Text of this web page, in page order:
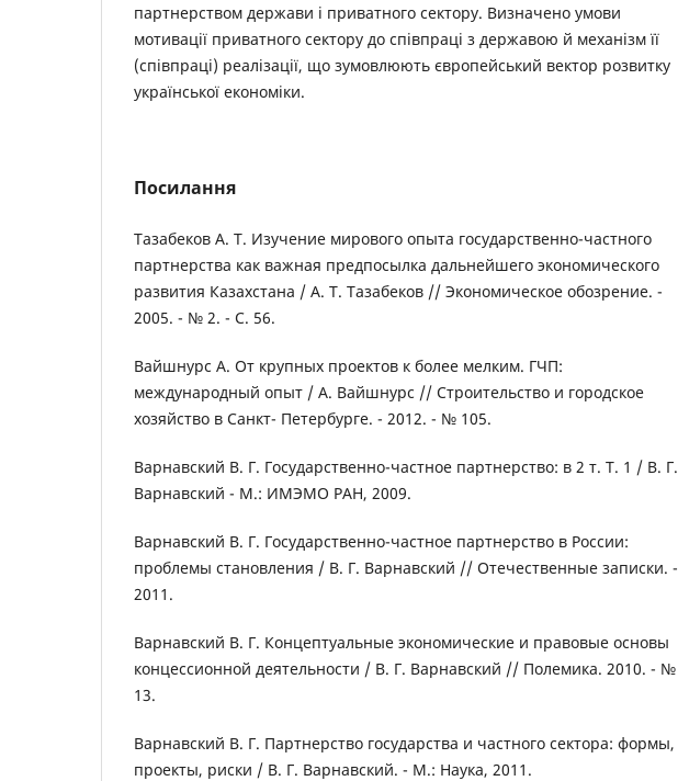
партнерством держави і приватного сектору. Визначено умови
мотивації приватного сектору до співпраці з державою й механізм її
(співпраці) реалізації, що зумовлюють європейський вектор розвитку
української економіки.
Посилання
Тазабеков А. Т. Изучение мирового опыта государственно-частного
партнерства как важная предпосылка дальнейшего экономического
развития Казахстана / А. Т. Тазабеков // Экономическое обозрение. -
2005. - № 2. - С. 56.
Вайшнурс А. От крупных проектов к более мелким. ГЧП:
международный опыт / А. Вайшнурс // Строительство и городское
хозяйство в Санкт- Петербурге. - 2012. - № 105.
Варнавский В. Г. Государственно-частное партнерство: в 2 т. Т. 1 / В. Г.
Варнавский - М.: ИМЭМО РАН, 2009.
Варнавский В. Г. Государственно-частное партнерство в России:
проблемы становления / В. Г. Варнавский // Отечественные записки. -
2011.
Варнавский В. Г. Концептуальные экономические и правовые основы
концессионной деятельности / В. Г. Варнавский // Полемика. 2010. - №
13.
Варнавский В. Г. Партнерство государства и частного сектора: формы,
проекты, риски / В. Г. Варнавский. - М.: Наука, 2011.